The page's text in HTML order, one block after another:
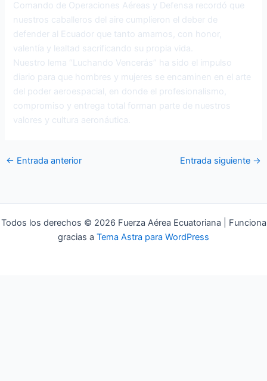
Comando de Operaciones Aéreas y Defensa recordó que
nuestros caballeros del aire cumplieron el deber de
defender al Ecuador que tanto amamos, con honor,
valentía y lealtad sacrificando su propia vida.
Nuestro lema “Luchando Vencerás” ha sido el impulso
diario para que hombres y mujeres se encaminen en el arte
del poder aeroespacial, en donde el profesionalismo,
compromiso y entrega total forman parte de nuestros
valores y cultura aeronáutica.
← Entrada anterior Entrada siguiente →
Todos los derechos © 2026 Fuerza Aérea Ecuatoriana | Funciona
gracias a Tema Astra para WordPress